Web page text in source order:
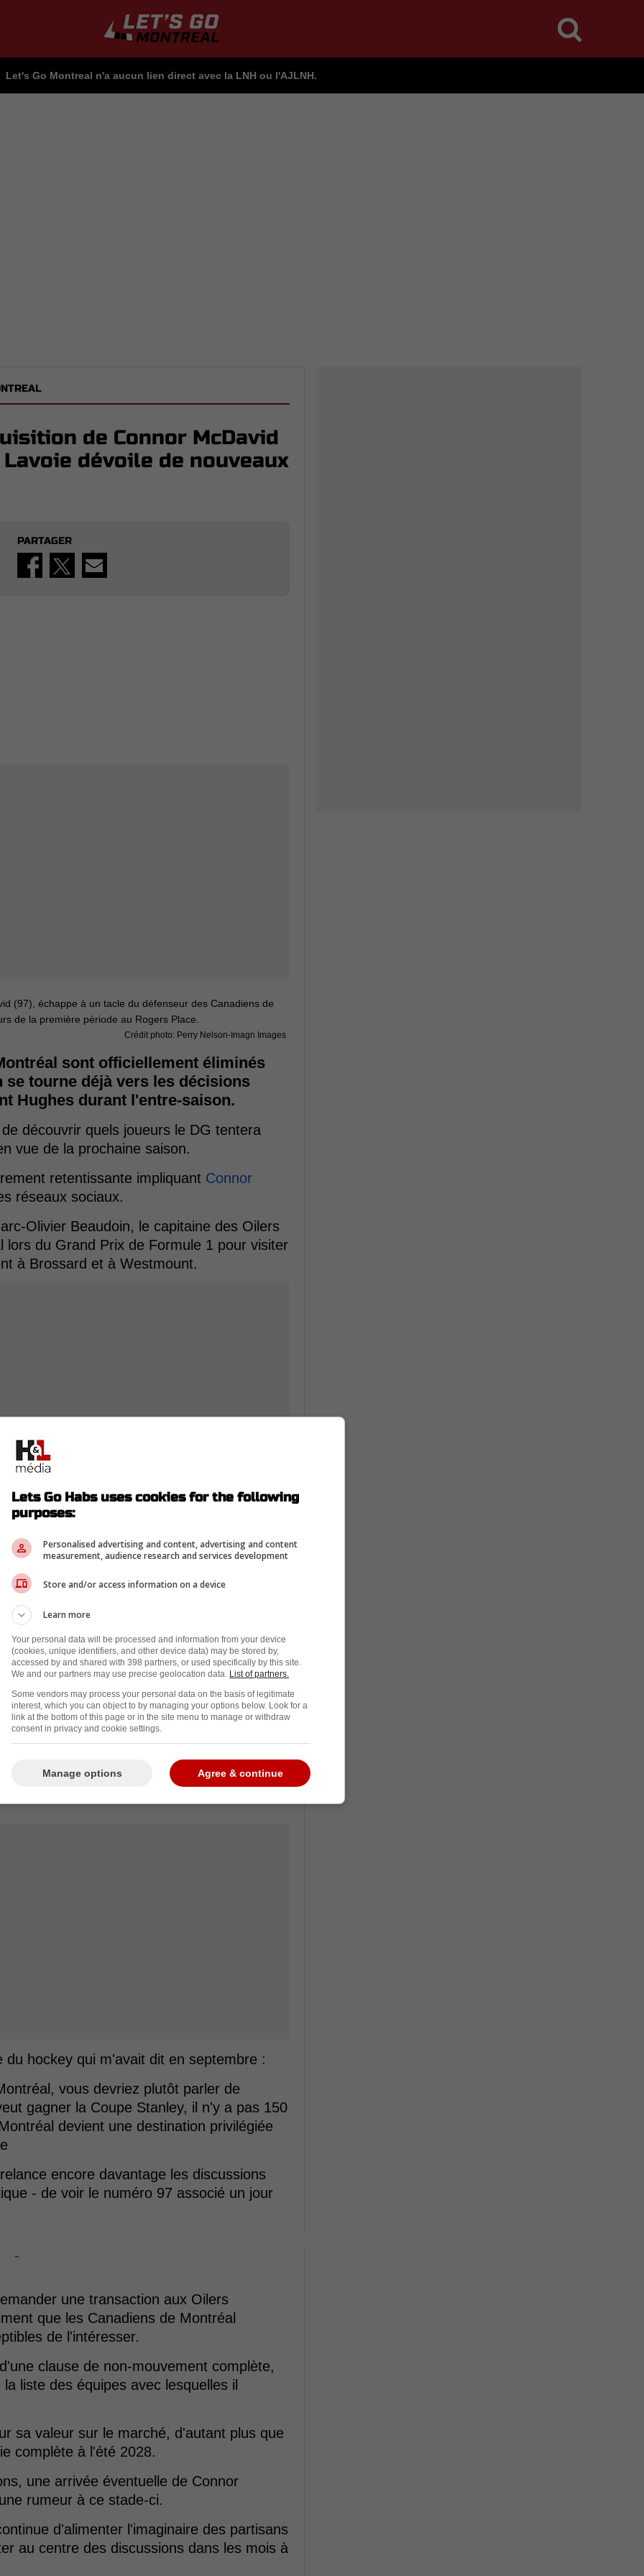
Let's Go Montreal n'a aucun lien direct avec la LNH ou l'AJLNH.
de Connor McDavid
dévoile de nouveaux
PARTAGER
Crédit photo: Perry Nelson-Imagn Images
sont officiellement éliminés
tourne déjà vers les décisions
Hughes durant l'entre-saison.
découvrir quels joueurs le DG tentera
vue de la prochaine saison.
retentissante impliquant Connor
réseaux sociaux.
Olivier Beaudoin, le capitaine des Oilers
du Grand Prix de Formule 1 pour visiter
à Brossard et à Westmount.
ferait bel et bien partie des
97 serait intéressé, dans l'éventualité où il
l'a repêché au premier rang en 2015.
-
éléments émergent
Sports, Renaud Lavoie a apporté un
Connor McDavid.
de la LNH lui aurait confié, en septembre
garder un oeil sur Connor McDavid
hockey qui m'avait dit en septembre :
vous devriez plutôt parler de
gagner la Coupe Stanley, il n'y a pas 150
devient une destination privilégiée
encore davantage les discussions
- de voir le numéro 97 associé un jour
-
une transaction aux Oilers
que les Canadiens de Montréal
de l'intéresser.
clause de non-mouvement complète,
liste des équipes avec lesquelles il
sa valeur sur le marché, d'autant plus que
complète à l'été 2028.
une arrivée éventuelle de Connor
rumeur à ce stade-ci.
d'alimenter l'imaginaire des partisans
au centre des discussions dans les mois à
Lets Go Habs uses cookies for the following
purposes:
Personalised advertising and content, advertising and content
measurement, audience research and services development
Store and/or access information on a device
Learn more
Your personal data will be processed and information from your device
(cookies, unique identifiers, and other device data) may be stored by,
accessed by and shared with 398 partners, or used specifically by this site.
We and our partners may use precise geolocation data. List of partners.
Some vendors may process your personal data on the basis of legitimate
interest, which you can object to by managing your options below. Look for a
link at the bottom of this page or in the site menu to manage or withdraw
consent in privacy and cookie settings.
Agree & continue
Manage options